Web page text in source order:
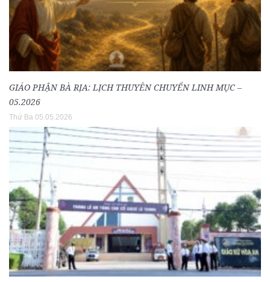
GIÁO PHẬN BÀ RỊA: LỊCH THUYÊN CHUYỂN LINH MỤC –
05.2026
Thứ Ba 05.05.2026